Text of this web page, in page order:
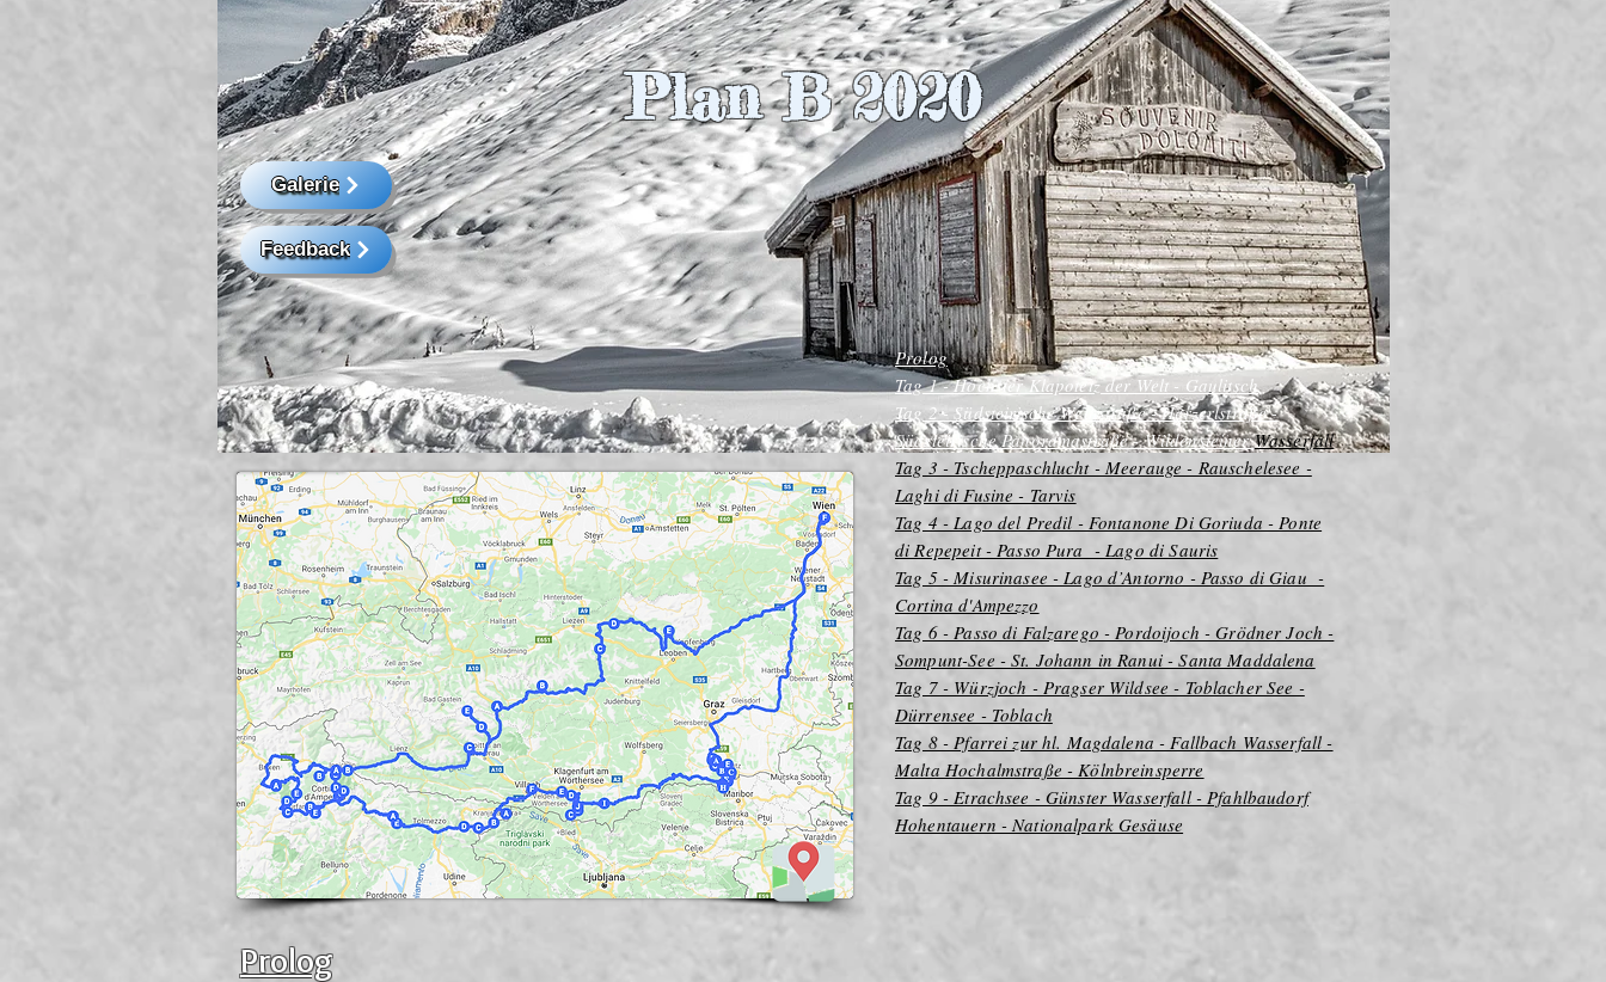
Prolog
Tag 1 - Höchster Klapotetz der Welt - Gaulitsch
Tag 2 - Südsteirische Weinstraße - Herzerlstraße -
Südsteirische Panoramastraße - WildensteinerWasserfall
Tag 3 - Tscheppaschlucht - Meerauge - Rauschelesee -
Laghi di Fusine - Tarvis
Tag 4 - Lago del Predil - Fontanone Di Goriuda - Ponte
di Repepeit - Passo Pura - Lago di Sauris
Tag 5 - Misurinasee - Lago d’Antorno - Passo di Giau -
Cortina d'Ampezzo
Tag 6 - Passo di Falzarego - Pordoijoch - Grödner Joch -
Sompunt-See - St. Johann in Ranui - Santa Maddalena
Tag 7 - Würzjoch - Pragser Wildsee - Toblacher See -
Dürrensee - Toblach
Tag 8 - Pfarrei zur hl. Magdalena - Fallbach Wasserfall -
Malta Hochalmstraße - Kölnbreinsperre
Tag 9 - Etrachsee - Günster Wasserfall - Pfahlbaudorf
Hohentauern - Nationalpark Gesäuse
Galerie
Feedback
Plan B 2020
Prolog